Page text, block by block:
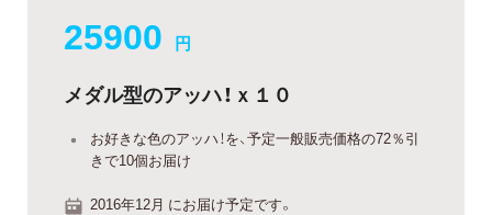
25900 円
メダル型のアッハ！ｘ１０
お好きな色のアッハ！を、予定一般販売価格の72％引
きで10個お届け
2016年12月 にお届け予定です。